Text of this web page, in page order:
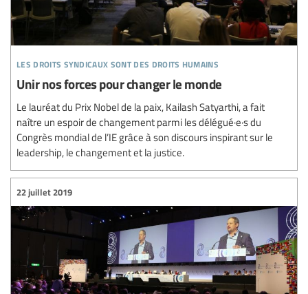
les droits syndicaux sont des droits humains
Unir nos forces pour changer le monde
Le lauréat du Prix Nobel de la paix, Kailash Satyarthi, a fait
naître un espoir de changement parmi les délégué·e·s du
Congrès mondial de l’IE grâce à son discours inspirant sur le
leadership, le changement et la justice.
22 juillet 2019